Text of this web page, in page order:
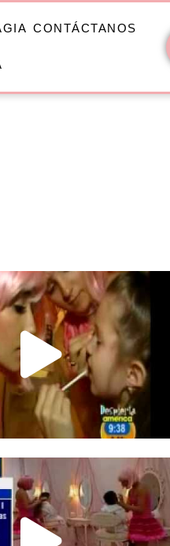
CONTÁCTANOS